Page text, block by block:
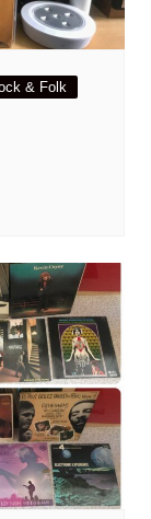
& Folk